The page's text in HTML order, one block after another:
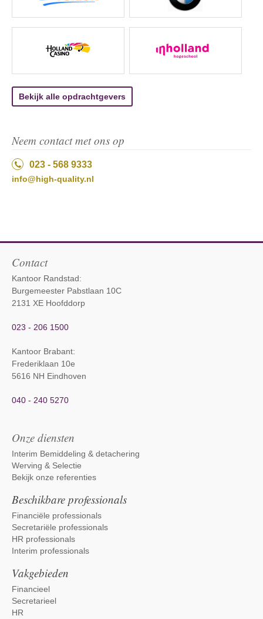
Bekijk alle opdrachtgevers
Neem contact met ons op
023 - 568 9333
info@high-quality.nl
Contact
Kantoor Randstad:
Burgemeester Pabstlaan 10C
2131 XE Hoofddorp
023 - 206 1500
Kantoor Brabant:
Frederiklaan 10e
5616 NH Eindhoven
040 - 240 5270
Onze diensten
Interim Bemiddeling & detachering
Werving & Selectie
Bekijk onze referenties
Beschikbare professionals
Financiële professionals
Secretariële professionals
HR professionals
Interim professionals
Vakgebieden
Financieel
Secretarieel
HR